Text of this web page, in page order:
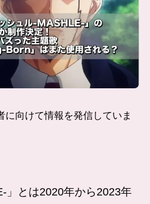
向けて情報を発信していま
」とは2020年から2023年